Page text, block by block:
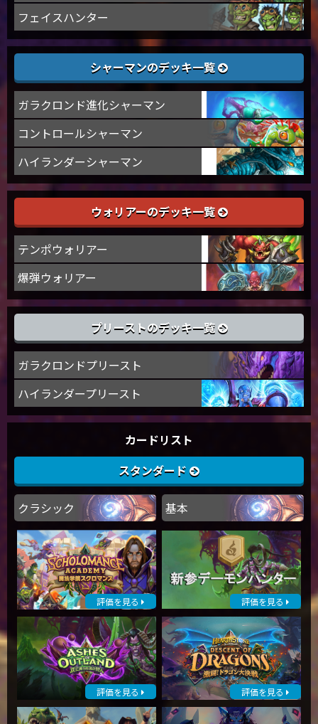
フェイスハンター
シャーマンのデッキ一覧
ガラクロンド進化シャーマン
コントロールシャーマン
ハイランダーシャーマン
ウォリアーのデッキ一覧
テンポウォリアー
爆弾ウォリアー
プリーストのデッキ一覧
ガラクロンドプリースト
ハイランダープリースト
カードリスト
スタンダード
クラシック 基本
評価を見る 評価を見る
評価を見る 評価を見る